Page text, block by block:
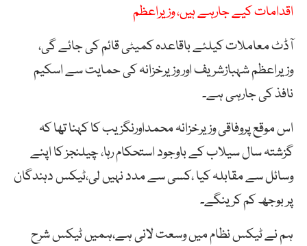
اقدامات کیے جارہے ہیں، وزیراعظم
آڈٹ معاملات کیلئے باقاعدہ کمیٹی قائم کی جائے گی،
وزیراعظم شہبازشریف اور وزیرخزانہ کی حمایت سے اسکیم
نافذ کی جارہی ہے۔
اس موقع پروفاقی وزیرخزانہ محمداورنگزیب کا کہنا تھا کہ
گزشتہ سال سیلاب کے باوجود استحکام رہا، چیلنجز کا اپنے
وسائل سے مقابلہ کیا ،کسی سے مدد نہیں لی،ٹیکس دہندگان
پر بوجھ کم کرینگے۔
ہم نے ٹیکس نظام میں وسعت لانی ہے،ہمیں ٹیکس شرح